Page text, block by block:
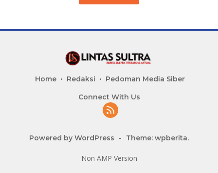
Home Redaksi Pedoman Media Siber
Connect With Us
Powered by WordPress - Theme: wpberita.
Non AMP Version